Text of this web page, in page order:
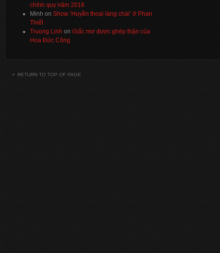
chính quy năm 2016
Minh on Show ‘Huyền thoại làng chài’ ở Phan
Thiết
Truong Linh on Giấc mơ được ghép thận của
Hoa Đức Công
RETURN TO TOP OF PAGE